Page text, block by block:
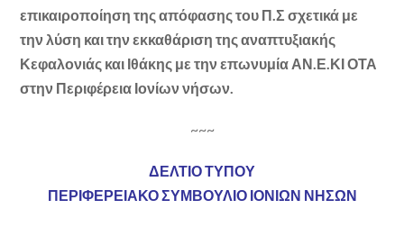
επικαιροποίηση της απόφασης του Π.Σ σχετικά με
την λύση και την εκκαθάριση της αναπτυξιακής
Κεφαλονιάς και Ιθάκης με την επωνυμία ΑΝ.Ε.ΚΙ ΟΤΑ
στην Περιφέρεια Ιονίων νήσων.
~~~
ΔΕΛΤΙΟ ΤΥΠΟΥ
ΠΕΡΙΦΕΡΕΙΑΚΟ ΣΥΜΒΟΥΛΙΟ ΙΟΝΙΩΝ ΝΗΣΩΝ